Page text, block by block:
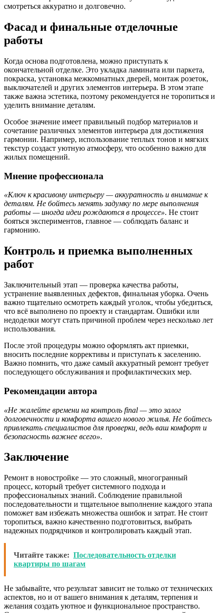
смотреться аккуратно и долговечно.
Фасад и финальные отделочные
работы
Когда основа подготовлена, можно приступать к
окончательной отделке. Это укладка ламината или паркета,
покраска, установка межкомнатных дверей, монтаж розеток,
выключателей и других элементов интерьера. В этом этапе
также важна эстетика, поэтому рекомендуется не торопиться и
уделить внимание деталям.
Особое значение имеет правильный подбор материалов и
сочетание различных элементов интерьера для достижения
гармонии. Например, использование теплых тонов и мягких
текстур создаст уютную атмосферу, что особенно важно для
жилых помещений.
Мнение профессионала
«Ключ к красивому интерьеру — аккуратность и внимание к
деталям. Не бойтесь менять задумку по мере выполнения
работы — иногда идеи рождаются в процессе». Не стоит
бояться экспериментов, главное — соблюдать баланс и
гармонию.
Контроль и приемка выполненных
работ
Заключительный этап — проверка качества работы,
устранение выявленных дефектов, финальная уборка. Очень
важно тщательно осмотреть каждый уголок, чтобы убедиться,
что всё выполнено по проекту и стандартам. Ошибки или
недоделки могут стать причиной проблем через несколько лет
использования.
После этой процедуры можно оформлять акт приемки,
вносить последние коррективы и приступать к заселению.
Важно помнить, что даже самый аккуратный ремонт требует
последующего обслуживания и профилактических мер.
Рекомендации автора
«Не жалейте времени на контроль final — это залог
долговечности и комфорта вашего нового жилья. Не бойтесь
привлекать специалистов для проверки, ведь ваш комфорт и
безопасность важнее всего».
Заключение
Ремонт в новостройке — это сложный, многогранный
процесс, который требует системного подхода и
профессиональных знаний. Соблюдение правильной
последовательности и тщательное выполнение каждого этапа
поможет вам избежать множества ошибок и затрат. Не стоит
торопиться, важно качественно подготовиться, выбрать
надежных подрядчиков и контролировать каждый этап.
Читайте также: Последовательность отделки
квартиры по шагам
Не забывайте, что результат зависит не только от технических
аспектов, но и от вашего внимания к деталям, терпения и
желания создать уютное и функциональное пространство.